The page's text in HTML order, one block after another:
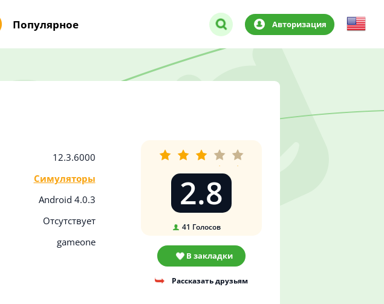
Популярное Авторизация
12.3.6000
Симуляторы
Android 4.0.3
Отсутствует
gameone
2.8
41 Голосов
В закладки
Рассказать друзьям